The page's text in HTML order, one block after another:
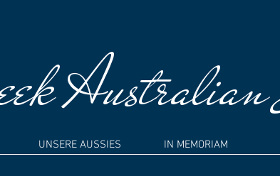
Australian
UNSERE AUSSIES IN MEMORIAM